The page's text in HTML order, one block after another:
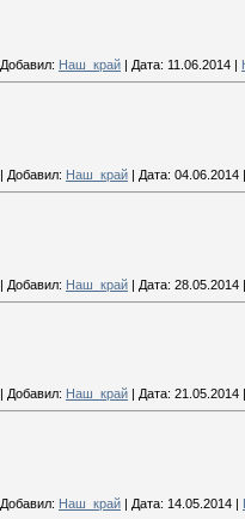
Добавил: Наш_край Дата: 11.06.2014
| Добавил: Наш_край | Дата: 04.06.2014
| Добавил: Наш_край | Дата: 28.05.2014
Добавил: Наш_край Дата: 21.05.2014
Добавил: Наш_край | Дата: 14.05.2014 |